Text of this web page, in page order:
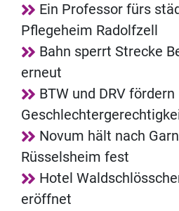
Ein Professor fürs
Pflegeheim Radolfzell
Bahn sperrt Strecke
erneut
BTW und DRV
Novum hält nach
Rüsselsheim fest
Hotel
eröffnet